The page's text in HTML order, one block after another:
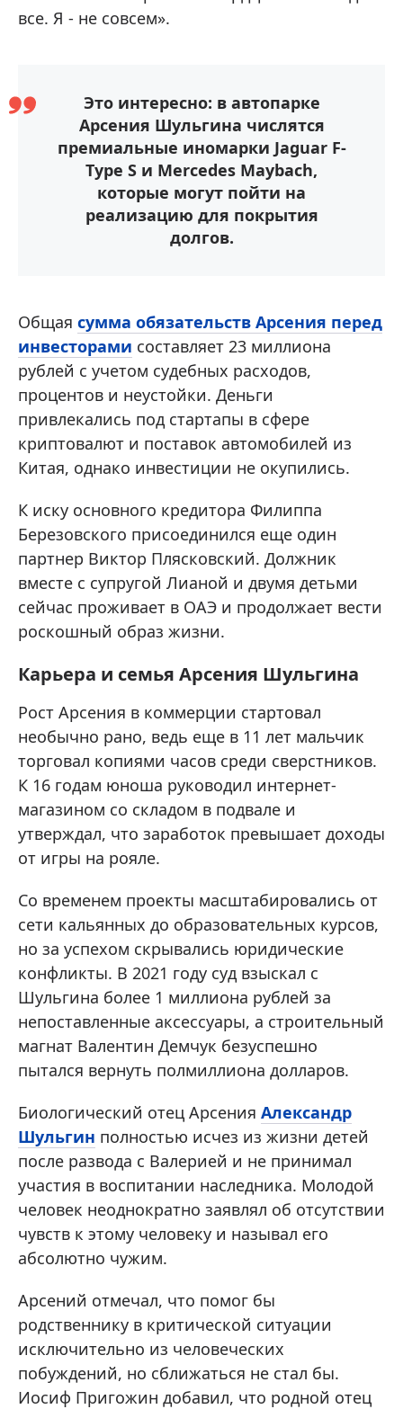
все. Я - не совсем».
Это интересно: в автопарке
Арсения Шульгина числятся
премиальные иномарки Jaguar F-
Type S и Mercedes Maybach,
которые могут пойти на
реализацию для покрытия
долгов.
Общая сумма обязательств Арсения перед
инвесторами составляет 23 миллиона
рублей с учетом судебных расходов,
процентов и неустойки. Деньги
привлекались под стартапы в сфере
криптовалют и поставок автомобилей из
Китая, однако инвестиции не окупились.
К иску основного кредитора Филиппа
Березовского присоединился еще один
партнер Виктор Плясковский. Должник
вместе с супругой Лианой и двумя детьми
сейчас проживает в ОАЭ и продолжает вести
роскошный образ жизни.
Карьера и семья Арсения Шульгина
Рост Арсения в коммерции стартовал
необычно рано, ведь еще в 11 лет мальчик
торговал копиями часов среди сверстников.
К 16 годам юноша руководил интернет-
магазином со складом в подвале и
утверждал, что заработок превышает доходы
от игры на рояле.
Со временем проекты масштабировались от
сети кальянных до образовательных курсов,
но за успехом скрывались юридические
конфликты. В 2021 году суд взыскал с
Шульгина более 1 миллиона рублей за
непоставленные аксессуары, а строительный
магнат Валентин Демчук безуспешно
пытался вернуть полмиллиона долларов.
Биологический отец Арсения Александр
Шульгин полностью исчез из жизни детей
после развода с Валерией и не принимал
участия в воспитании наследника. Молодой
человек неоднократно заявлял об отсутствии
чувств к этому человеку и называл его
абсолютно чужим.
Арсений отмечал, что помог бы
родственнику в критической ситуации
исключительно из человеческих
побуждений, но сближаться не стал бы.
Иосиф Пригожин добавил, что родной отец